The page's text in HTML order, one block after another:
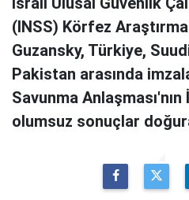
(INSS) Körfez
Guzansky, Türkiye,
Pakistan arasında
Savunma Anlaşması'nın
olumsuz sonuçlar